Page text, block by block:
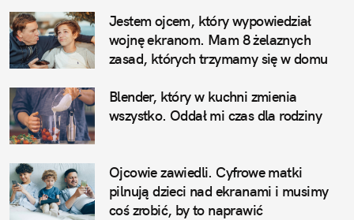
Jestem ojcem, który wypowiedział
wojnę ekranom. Mam 8 żelaznych
zasad, których trzymamy się w domu
Blender, który w kuchni zmienia
wszystko. Oddał mi czas dla rodziny
Ojcowie zawiedli. Cyfrowe matki
pilnują dzieci nad ekranami i musimy
coś zrobić, by to naprawić